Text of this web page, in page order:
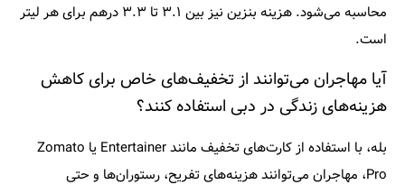
محاسبه می‌شود. هزینه بنزین نیز بین ۳.۱ تا ۳.۳ درهم برای هر لیتر
است.
آیا مهاجران می‌توانند از تخفیف‌های خاص برای کاهش
هزینه‌های زندگی در دبی استفاده کنند؟
بله، با استفاده از کارت‌های تخفیف مانند Entertainer یا Zomato
Pro، مهاجران می‌توانند هزینه‌های تفریح، رستوران‌ها و حتی